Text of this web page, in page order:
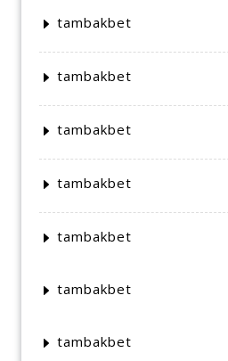
tambakbet
tambakbet
tambakbet
tambakbet
tambakbet
tambakbet
tambakbet